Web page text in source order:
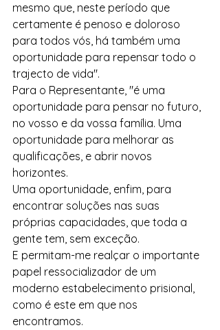
mesmo que, neste período que
certamente é penoso e doloroso
para todos vós, há também uma
oportunidade para repensar todo o
trajecto de vida".
Para o Representante, "é uma
oportunidade para pensar no futuro,
no vosso e da vossa família. Uma
oportunidade para melhorar as
qualificações, e abrir novos
horizontes.
Uma oportunidade, enfim, para
encontrar soluções nas suas
próprias capacidades, que toda a
gente tem, sem exceção.
E permitam-me realçar o importante
papel ressocializador de um
moderno estabelecimento prisional,
como é este em que nos
encontramos.